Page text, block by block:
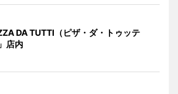
DA TUTTI（ピザ・ダ・トゥッテ
店内